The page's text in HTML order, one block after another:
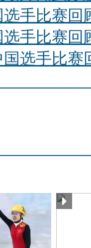
手比赛回
手比赛回
选手比赛